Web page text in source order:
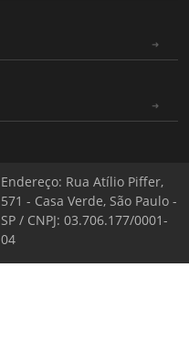
Endereço: Rua Atílio Piffer,
571 - Casa Verde, São Paulo -
SP / CNPJ: 03.706.177/0001-
04